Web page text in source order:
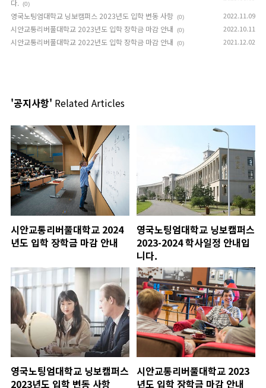
다.
(0)
영국노팅엄대학교 닝보캠퍼스 2023년도 입학 변동 사항 (0) 2022.11.09
시안교통리버풀대학교 2023년도 입학 장학금 마감 안내 (0) 2022.10.11
시안교통리버풀대학교 2022년도 입학 장학금 마감 안내 (0) 2021.12.02
'공지사항' Related Articles
시안교통리버풀대학교 2024
년도 입학 장학금 마감 안내
영국노팅엄대학교 닝보캠퍼스
2023-2024 학사일정 안내입
니다.
영국노팅엄대학교 닝보캠퍼스
2023년도 입학 변동 사항
시안교통리버풀대학교 2023
년도 입학 장학금 마감 안내